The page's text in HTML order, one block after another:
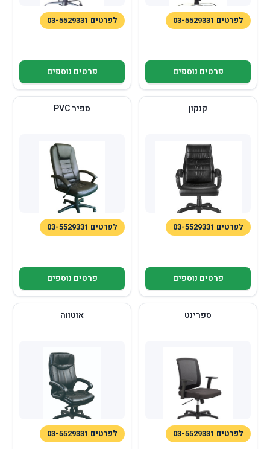
לפרטים 03-5529331
פרטים נוספים
לפרטים 03-5529331
פרטים נוספים
קנקון
לפרטים 03-5529331
פרטים נוספים
ספיר PVC
לפרטים 03-5529331
פרטים נוספים
ספרינט
לפרטים 03-5529331
אוטווה
לפרטים 03-5529331